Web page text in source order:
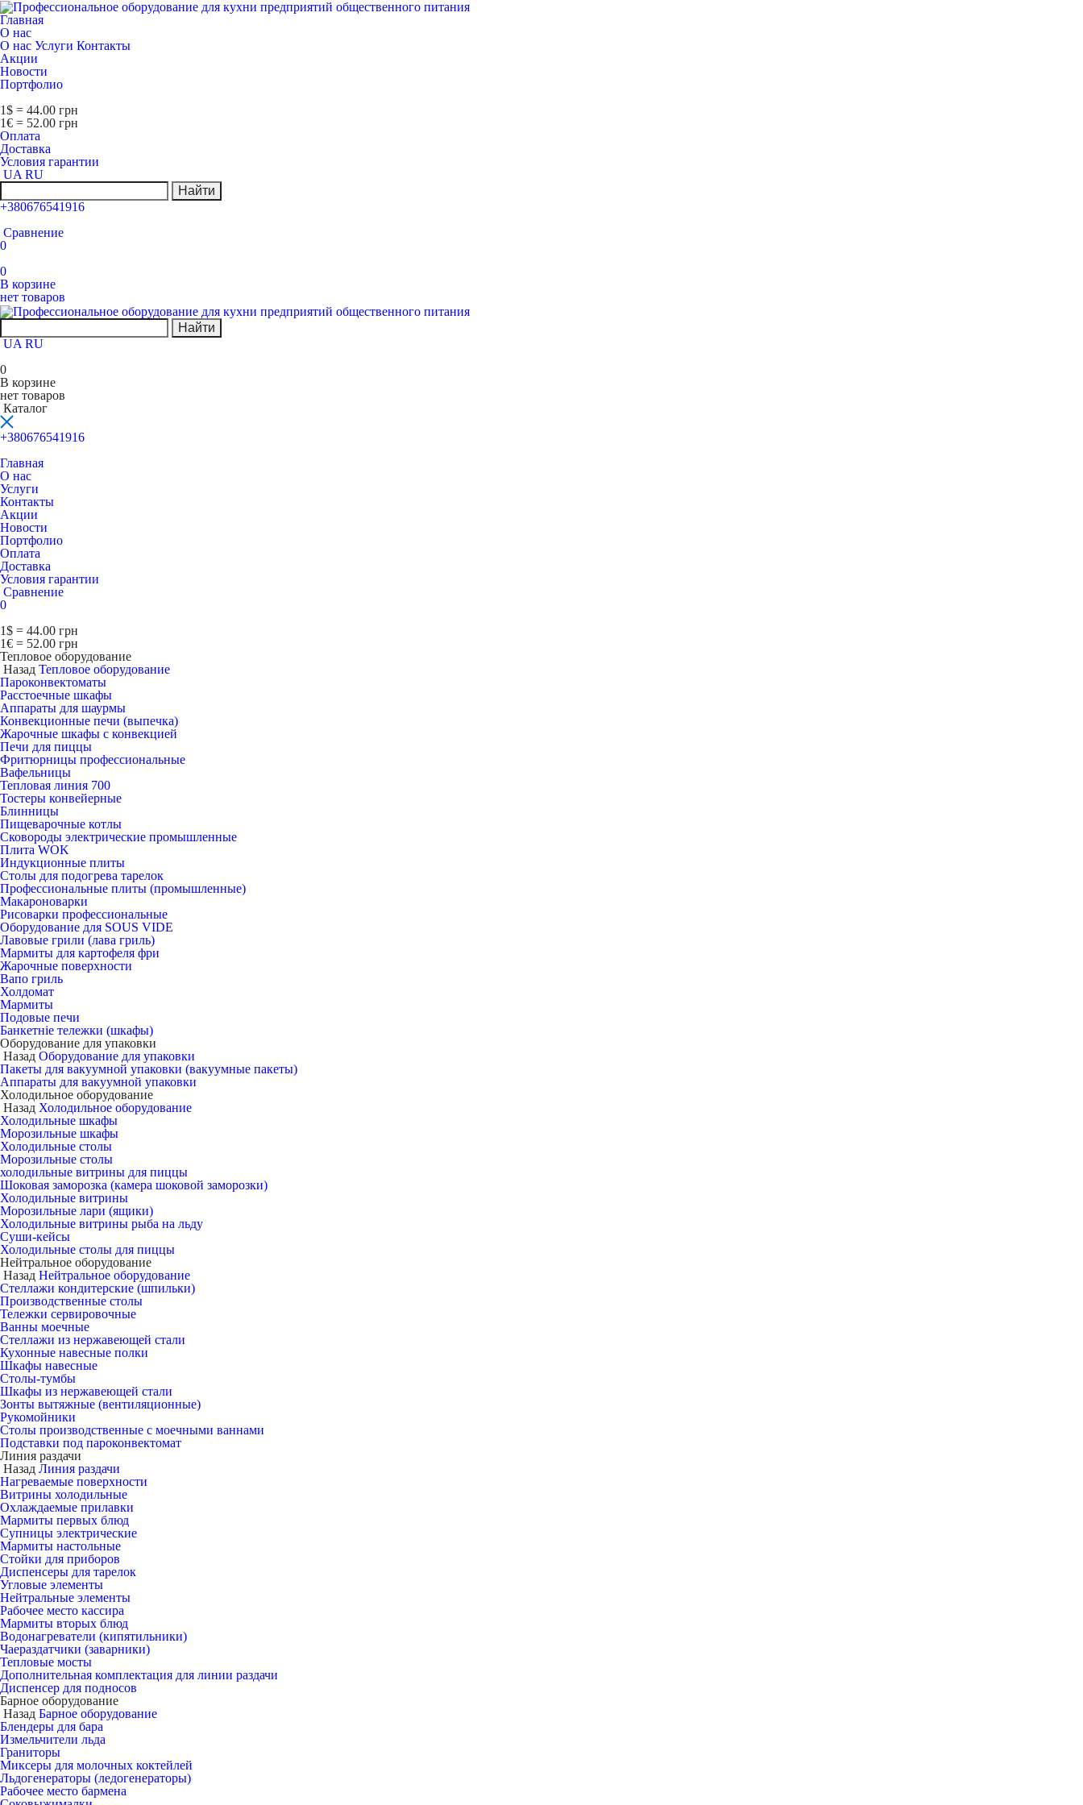
Главная
О нас
О нас Услуги Контакты
Акции
Новости
Портфолио
1$ = 44.00 грн
1€ = 52.00 грн
Оплата
Доставка
Условия гарантии
UA RU
Найти
+380676541916
Сравнение
0
0
В корзине
нет товаров
Найти
UA RU
0
В корзине
нет товаров
Каталог
+380676541916
Главная
О нас
Услуги
Контакты
Акции
Новости
Портфолио
Оплата
Доставка
Условия гарантии
Сравнение
0
1$ = 44.00 грн
1€ = 52.00 грн
Тепловое оборудование
Назад Тепловое оборудование
Пароконвектоматы
Расcтоечные шкафы
Аппараты для шаурмы
Конвекционные печи (выпечка)
Жарочные шкафы с конвекцией
Печи для пиццы
Фритюрницы профессиональные
Вафельницы
Тепловая линия 700
Тостеры конвейерные
Блинницы
Пищеварочные котлы
Сковороды электрические промышленные
Плита WOK
Индукционные плиты
Столы для подогрева тарелок
Профессиональные плиты (промышленные)
Макароноварки
Рисоварки профессиональные
Оборудование для SOUS VIDE
Лавовые грили (лава гриль)
Мармиты для картофеля фри
Жарочные поверхности
Вапо гриль
Холдомат
Мармиты
Подовые печи
Банкетніе тележки (шкафы)
Оборудование для упаковки
Назад Оборудование для упаковки
Пакеты для вакуумной упаковки (вакуумные пакеты)
Аппараты для вакуумной упаковки
Холодильное оборудование
Назад Холодильное оборудование
Холодильные шкафы
Морозильные шкафы
Холодильные столы
Морозильные столы
холодильные витрины для пиццы
Шоковая заморозка (камера шоковой заморозки)
Холодильные витрины
Морозильные лари (ящики)
Холодильные витрины рыба на льду
Суши-кейсы
Холодильные столы для пиццы
Нейтральное оборудование
Назад Нейтральное оборудование
Стеллажи кондитерские (шпильки)
Производственные столы
Тележки сервировочные
Ванны моечные
Стеллажи из нержавеющей стали
Кухонные навесные полки
Шкафы навесные
Столы-тумбы
Шкафы из нержавеющей стали
Зонты вытяжные (вентиляционные)
Рукомойники
Столы производственные с моечными ваннами
Подставки под пароконвектомат
Линия раздачи
Назад Линия раздачи
Нагреваемые поверхности
Витрины холодильные
Охлаждаемые прилавки
Мармиты первых блюд
Супницы электрические
Мармиты настольные
Стойки для приборов
Диспенсеры для тарелок
Угловые элементы
Нейтральные элементы
Рабочее место кассира
Мармиты вторых блюд
Водонагреватели (кипятильники)
Чаераздатчики (заварники)
Тепловые мосты
Дополнительная комплектация для линии раздачи
Диспенсер для подносов
Барное оборудование
Назад Барное оборудование
Блендеры для бара
Измельчители льда
Граниторы
Миксеры для молочных коктейлей
Льдогенераторы (ледогенераторы)
Рабочее место бармена